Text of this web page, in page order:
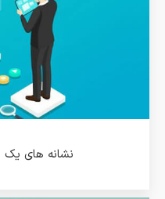
نشانه های